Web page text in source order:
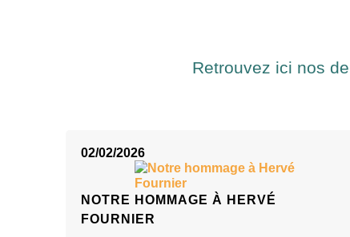
Retrouvez ici nos
02/02/2026
NOTRE HOMMAGE À HERVÉ
FOURNIER